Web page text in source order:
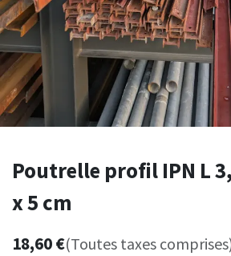
Poutrelle profil IPN L
x 5 cm
18,60€(Toutes taxes